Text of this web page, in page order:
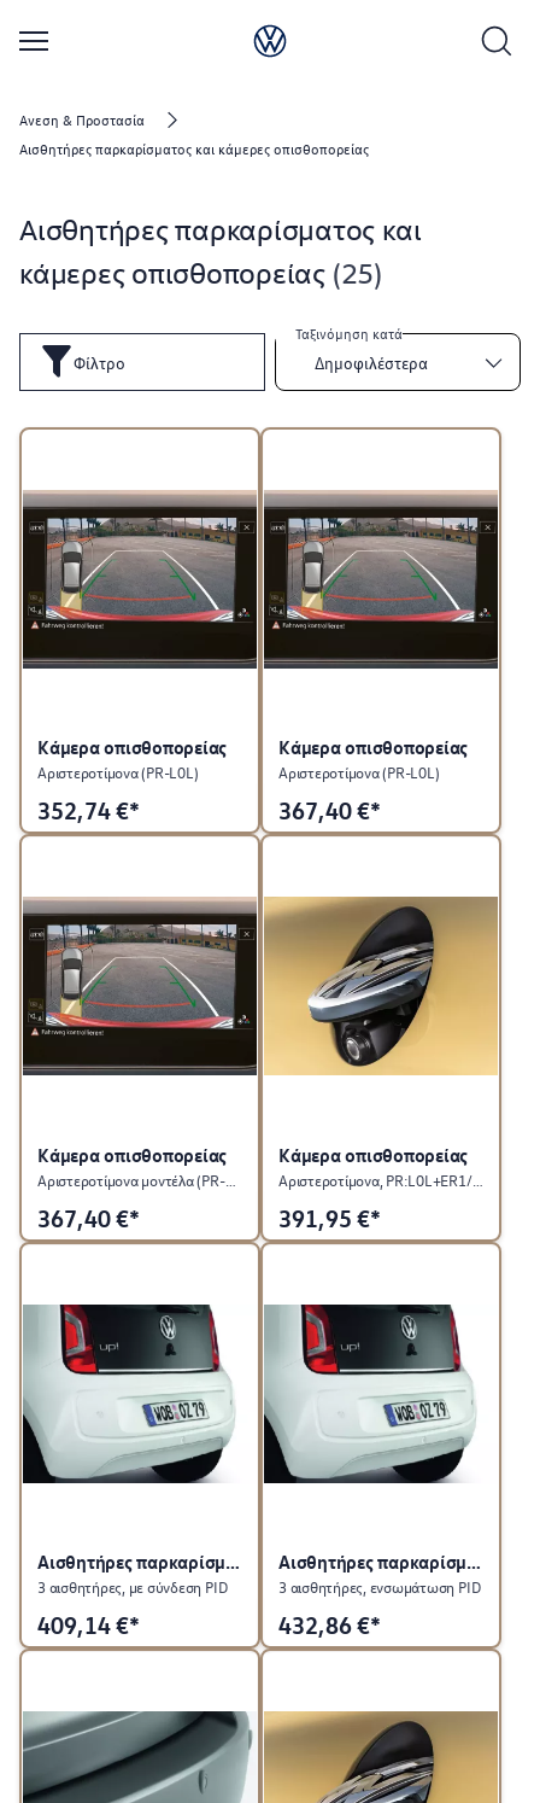
Άνεση & Προστασία
Αισθητήρες παρκαρίσματος και κάμερες οπισθοπορείας
Αισθητήρες παρκαρίσματος και
κάμερες οπισθοπορείας 25
Φίλτρο
Ταξινόμηση κατά
Δημοφιλέστερα
Κάμερα οπισθοπορείας
Αριστεροτίμονα (PR-L0L)
352,74€*
Κάμερα οπισθοπορείας
Αριστεροτίμονα (PR-L0L)
367,40€*
Κάμερα οπισθοπορείας
Αριστεροτίμονα μοντέλα (PR-L0L)
367,40€*
Κάμερα οπισθοπορείας
Αριστεροτίμονα, PR:L0L+ER1/ER2
391,95 €*
Αισθητήρες παρκαρίσματος, πίσω
3 αισθητήρες, με σύνδεση PID
409,14€*
Αισθητήρες παρκαρίσματος, πίσω
3 αισθητήρες, ενσωμάτωση PID
432,86€*